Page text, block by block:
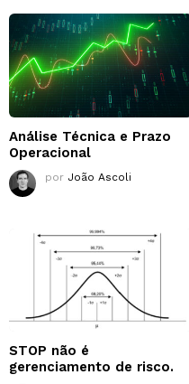
Análise Técnica e Prazo
Operacional
por João Ascoli
STOP não é
gerenciamento de risco.